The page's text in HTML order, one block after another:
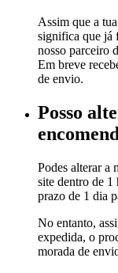
Assim que a
significa que já
nosso parceiro
Em breve
de envio.
Posso
Podes alterar a
site dentro de 1
prazo de 1 dia
No entanto,
expedida, o
morada de